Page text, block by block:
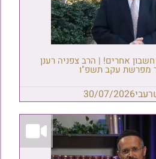
אחרים! | הרב צפניה רענן
מפרשת עקב תשפ"ו
30/07/2026